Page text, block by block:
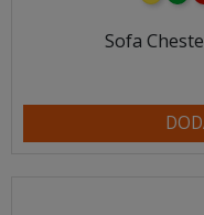
Sofa